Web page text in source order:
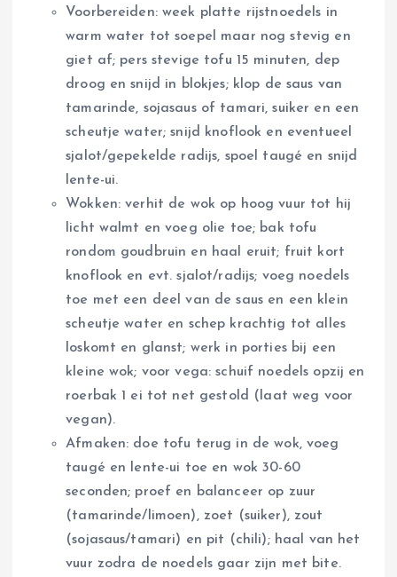
Voorbereiden: week platte rijstnoedels in
warm water tot soepel maar nog stevig en
giet af; pers stevige tofu 15 minuten, dep
droog en snijd in blokjes; klop de saus van
tamarinde, sojasaus of tamari, suiker en een
scheutje water; snijd knoflook en eventueel
sjalot/gepekelde radijs, spoel taugé en snijd
lente-ui.
Wokken: verhit de wok op hoog vuur tot hij
licht walmt en voeg olie toe; bak tofu
rondom goudbruin en haal eruit; fruit kort
knoflook en evt. sjalot/radijs; voeg noedels
toe met een deel van de saus en een klein
scheutje water en schep krachtig tot alles
loskomt en glanst; werk in porties bij een
kleine wok; voor vega: schuif noedels opzij en
roerbak 1 ei tot net gestold (laat weg voor
vegan).
Afmaken: doe tofu terug in de wok, voeg
taugé en lente-ui toe en wok 30-60
seconden; proef en balanceer op zuur
(tamarinde/limoen), zoet (suiker), zout
(sojasaus/tamari) en pit (chili); haal van het
vuur zodra de noedels gaar zijn met bite.